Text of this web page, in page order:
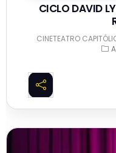
CICLO DAVID
CINETEATRO